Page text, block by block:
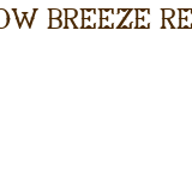
Breeze